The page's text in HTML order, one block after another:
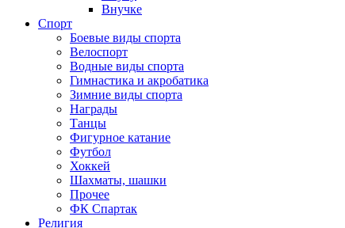
Внучке
Спорт
Боевые виды спорта
Велоспорт
Водные виды спорта
Гимнастика и акробатика
Зимние виды спорта
Награды
Танцы
Фигурное катание
Футбол
Хоккей
Шахматы, шашки
Прочее
ФК Спартак
Религия